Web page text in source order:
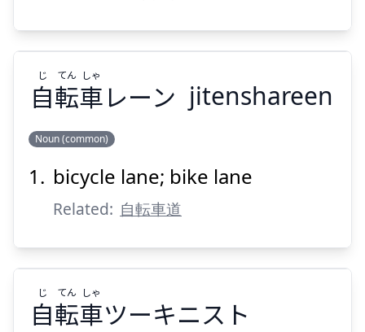
Suspend
レーン
じ
てん
しゃ
自転車レーン
じ てん しゃ
jitenshareen
Noun (common)
bicycle lane; bike lane
Related: 自転車道
自転車ツーキニスト
じ てん しゃ